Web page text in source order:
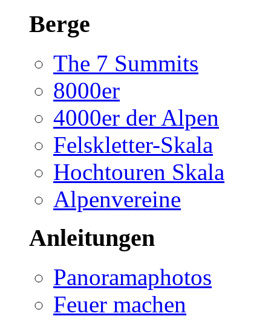
Berge
The 7 Summits
8000er
4000er der Alpen
Felskletter-Skala
Hochtouren Skala
Alpenvereine
Anleitungen
Panoramaphotos
Feuer machen